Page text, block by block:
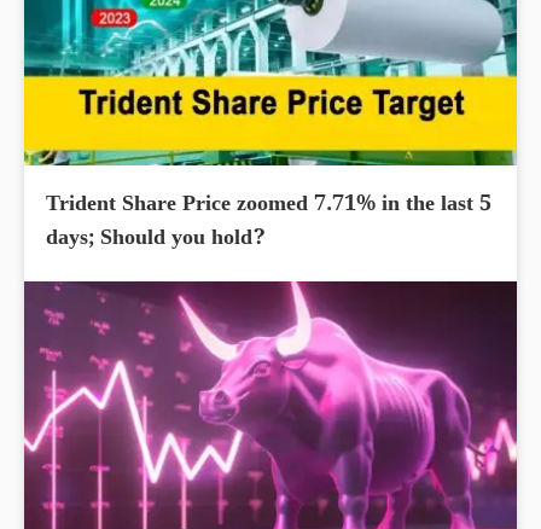
Trident Share Price zoomed 7.71% in the last 5
days; Should you hold?